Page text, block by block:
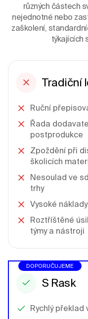
různých částech
nejednotné nebo
zaškolení,
týkajících
Tradiční
Ruční
Řada
postprodukce
Zpoždění při
školicích
Nesoulad ve
trhy
Vysoké
Roztříštěné
týmy a nástroji
S Rask
Rychlý překlad
DOPORUČUJEME